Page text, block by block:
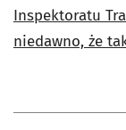
Inspektoratu
niedawno, że